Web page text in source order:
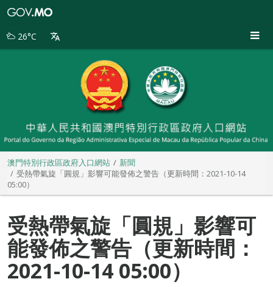
別
26°C
澳門特別行政區政府入口網站
新聞
受熱帶氣旋「圓規」影響可能發佈之警告（更新時間：2021-10-14
05:00）
受熱帶氣旋「圓規」影響可
能發佈之警告（更新時間：
2021-10-14 05:00）